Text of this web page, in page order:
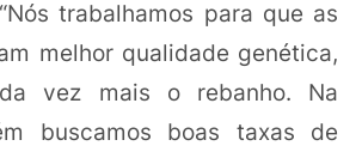
trabalhamos para que as
melhor qualidade genética,
vez mais o rebanho. Na
buscamos boas taxas de